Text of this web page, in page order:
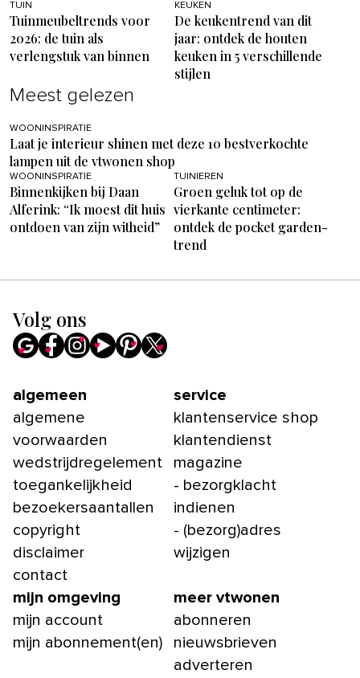
TUIN
Tuinmeubeltrends voor
2026: de tuin als
verlengstuk van binnen
KEUKEN
De keukentrend van dit
jaar: ontdek de houten
keuken in 5 verschillende
stijlen
Meest gelezen
WOONINSPIRATIE
Laat je interieur shinen met deze 10 bestverkochte
lampen uit de vtwonen shop
WOONINSPIRATIE
Binnenkijken bij Daan
Alferink: “Ik moest dit huis
ontdoen van zijn witheid”
TUINIEREN
Groen geluk tot op de
vierkante centimeter:
ontdek de pocket garden-
trend
Volg ons
algemeen
algemene
voorwaarden
wedstrijdregelement
toegankelijkheid
bezoekersaantallen
copyright
disclaimer
contact
service
klantenservice shop
klantendienst
magazine
- bezorgklacht
indienen
- (bezorg)adres
wijzigen
mijn omgeving
mijn account
mijn abonnement(en)
meer vtwonen
abonneren
nieuwsbrieven
adverteren